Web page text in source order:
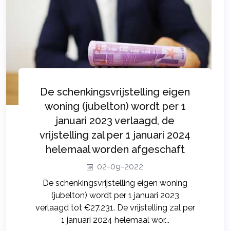
De schenkingsvrijstelling eigen
woning (jubelton) wordt per 1
januari 2023 verlaagd, de
vrijstelling zal per 1 januari 2024
helemaal worden afgeschaft
02-09-2022
De schenkingsvrijstelling eigen woning
(jubelton) wordt per 1 januari 2023
verlaagd tot €27.231. De vrijstelling zal per
1 januari 2024 helemaal wor...